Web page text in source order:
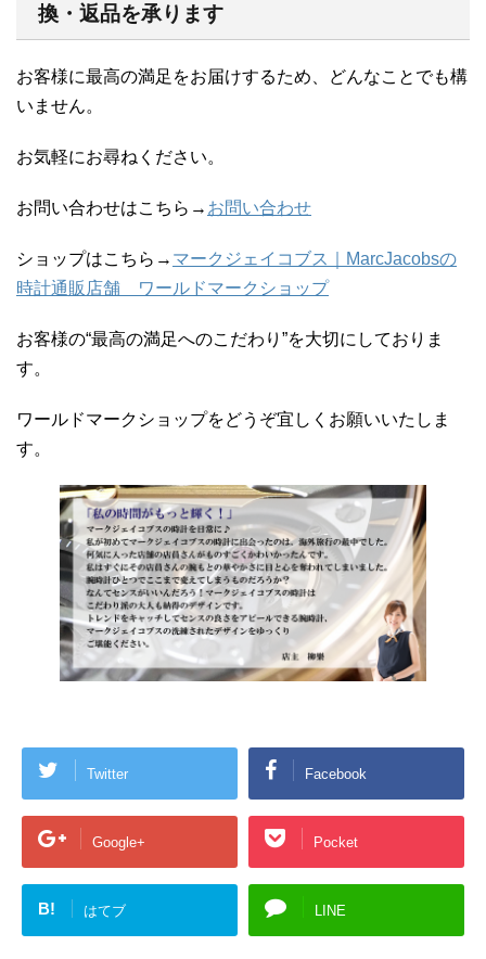
換・返品を承ります
お客様に最高の満足をお届けするため、どんなことでも構
いません。
お気軽にお尋ねください。
お問い合わせはこちら→ お問い合わせ
ショップはこちら→ マークジェイコブス｜MarcJacobsの
時計通販店舗 ワールドマークショップ
お客様の“最高の満足へのこだわり”を大切にしておりま
す。
ワールドマークショップをどうぞ宜しくお願いいたしま
す。
Twitter Facebook
Google+ Pocket
B! はてブ LINE